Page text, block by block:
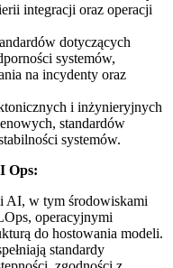
integracji oraz operacji
dotyczących
systemów,
na incydenty oraz
i inżynieryjnych
standardów
systemów.
Ops:
AI, w tym środowiskami
operacyjnymi
do hostowania modeli.
standardy